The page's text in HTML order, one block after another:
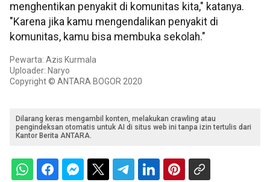
menghentikan penyakit di komunitas kita," katanya.
"Karena jika kamu mengendalikan penyakit di
komunitas, kamu bisa membuka sekolah."
Pewarta: Azis Kurmala
Uploader: Naryo
Copyright © ANTARA BOGOR 2020
Dilarang keras mengambil konten, melakukan crawling atau
pengindeksan otomatis untuk AI di situs web ini tanpa izin tertulis dari
Kantor Berita ANTARA.